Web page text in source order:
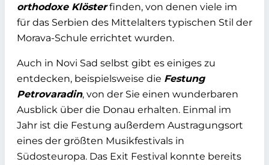
orthodoxe Klösterfinden, von denen viele im
für das Serbien des Mittelalters typischen Stil der
Morava-Schule errichtet wurden.
Auch in Novi Sad selbst gibt es einiges zu
entdecken, beispielsweise die Festung
Petrovaradin, von der Sie einen wunderbaren
Ausblick über die Donau erhalten. Einmal im
Jahr ist die Festung außerdem Austragungsort
eines der größten Musikfestivals in
Südosteuropa. Das Exit Festival konnte bereits